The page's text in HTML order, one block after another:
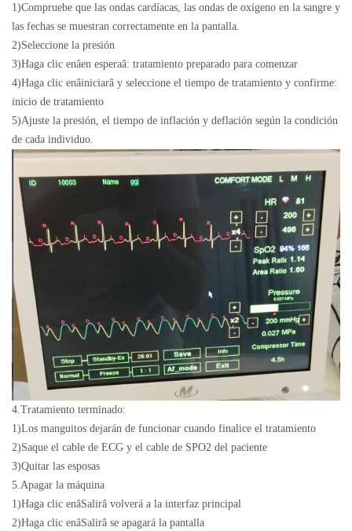
1)Compruebe que las ondas cardíacas, las ondas de oxígeno en la sangre y
las fechas se muestran correctamente en la pantalla.
2)Seleccione la presión
3)Haga clic enâen esperaâ: tratamiento preparado para comenzar
4)Haga clic enâiniciarâ y seleccione el tiempo de tratamiento y confirme:
inicio de tratamiento
5)Ajuste la presión, el tiempo de inflación y deflación según la condición
de cada individuo.
4.Tratamiento terminado:
1)Los manguitos dejarán de funcionar cuando finalice el tratamiento
2)Saque el cable de ECG y el cable de SPO2 del paciente
3)Quitar las esposas
5.Apagar la máquina
1)Haga clic enâSalirâ volverá a la interfaz principal
2)Haga clic enâSalirâ se apagará la pantalla